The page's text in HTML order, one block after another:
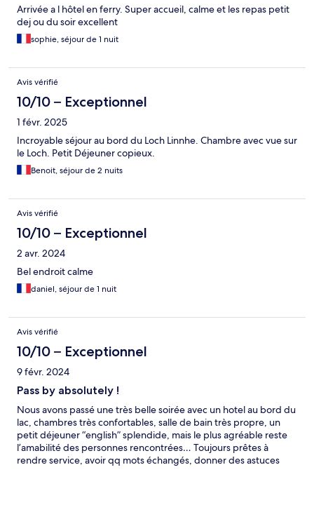
Arrivée a l hôtel en ferry. Super accueil, calme et les repas petit
dej ou du soir excellent
sophie, séjour de 1 nuit
Avis vérifié
10/10 – Exceptionnel
1 févr. 2025
Incroyable séjour au bord du Loch Linnhe. Chambre avec vue sur
le Loch. Petit Déjeuner copieux.
Benoit, séjour de 2 nuits
Avis vérifié
10/10 – Exceptionnel
2 avr. 2024
Bel endroit calme
daniel, séjour de 1 nuit
Avis vérifié
10/10 – Exceptionnel
9 févr. 2024
Pass by absolutely !
Nous avons passé une très belle soirée avec un hotel au bord du
lac, chambres très confortables, salle de bain très propre, un
petit déjeuner “english” splendide, mais le plus agréable reste
l’amabilité des personnes rencontrées… Toujours prêtes à
rendre service, avoir qq mots échangés, donner des astuces